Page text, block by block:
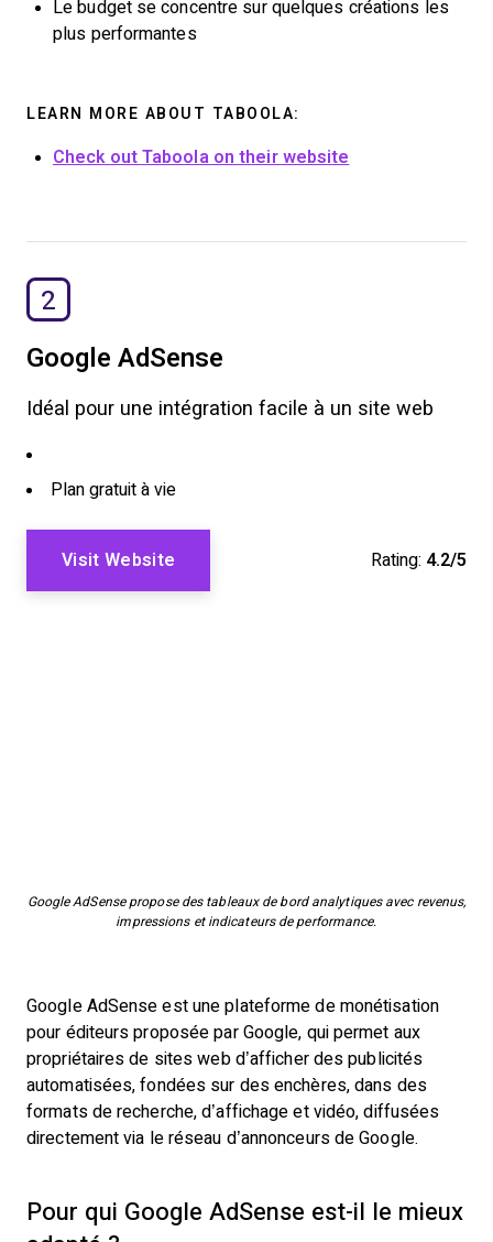
Le budget se concentre sur quelques créations les
plus performantes
LEARN MORE ABOUT TABOOLA:
Check out Taboola on their website
2
Google AdSense
Idéal pour une intégration facile à un site web
Plan gratuit à vie
Visit Website Rating: 4.2/5
Google AdSense propose des tableaux de bord analytiques avec revenus,
impressions et indicateurs de performance.
Google AdSense est une plateforme de monétisation
pour éditeurs proposée par Google, qui permet aux
propriétaires de sites web d’afficher des publicités
automatisées, fondées sur des enchères, dans des
formats de recherche, d’affichage et vidéo, diffusées
directement via le réseau d’annonceurs de Google.
Pour qui Google AdSense est-il le mieux